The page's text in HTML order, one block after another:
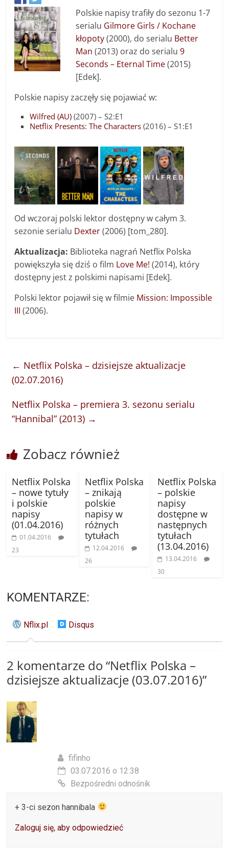
Polskie napisy trafiły do sezonu 1-7
serialu Gilmore Girls / Kochane
kłopoty(2000), do serialu Better
Man (2013) oraz do serialu9
Seconds – Eternal Time(2015)
[Edek].
Polskie napisy zaczęły się pojawiać w:
Wilfred (AU) (2007) – S2:E1
Netflix Presents: The Characters (2016) – S1:E1
Od wczoraj polski lektor dostępny w całym 3.
sezonie serialu Dexter(2006) [tom_280].
Aktualizacja: Biblioteka nagrań Netflix Polska
powiększyła się dziś o film Love Me! (2014), który
dostępny jest z polskimi napisami [Edek].
Polski lektor pojawił się w filmie Mission: Impossible
III (2006).
← Netflix Polska – dzisiejsze aktualizacje
(02.07.2016)
Netflix Polska – premiera 3. sezonu serialu
“Hannibal” (2013) →
Zobacz również
Netflix Polska
– nowe tytuły
i polskie
napisy
(01.04.2016)
01.04.2016
23
Netflix Polska
– znikają
polskie
napisy w
różnych
tytułach
12.04.2016
26
Netflix Polska
– polskie
napisy
dostępne w
następnych
tytułach
(13.04.2016)
13.04.2016
30
KOMENTARZE:
Nflix.pl Disqus
2 komentarze do “Netflix Polska –
dzisiejsze aktualizacje (03.07.2016)”
fifinho
03.07.2016 o 12:38
Bezpośredni odnośnik
+ 3-ci sezon hannibala
Zaloguj się, aby odpowiedzieć